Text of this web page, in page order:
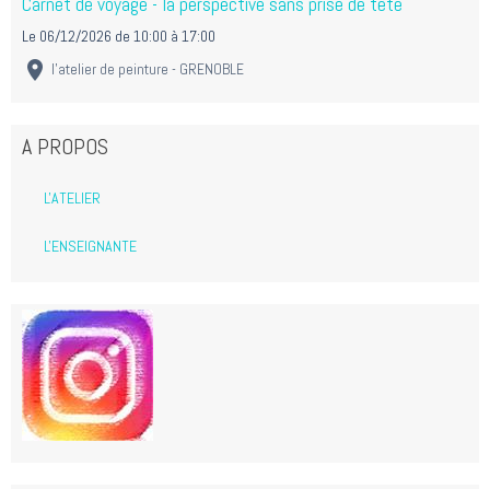
Le 06/12/2026 de 10:00 à 17:00
l'atelier de peinture - GRENOBLE
A PROPOS
L'ATELIER
L'ENSEIGNANTE